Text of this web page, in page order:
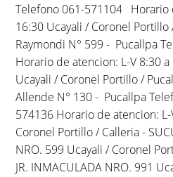
Telefono 061-571104 Horario
16:30 Ucayali / Coronel Portillo
Raymondi N° 599 - Pucallpa
Horario de atencion: L-V 8:30
Ucayali / Coronel Portillo /
Allende N° 130 - Pucallpa
574136 Horario de atencion:
Coronel Portillo / Calleria -
NRO. 599 Ucayali / Coronel
JR. INMACULADA NRO. 991